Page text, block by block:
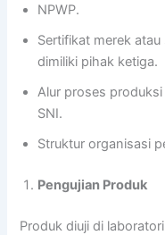
NPWP.
Sertifikat merek
dimiliki pihak ketiga.
Alur proses
SNI.
Struktur organisasi
Pengujian Produk
Produk diuji di